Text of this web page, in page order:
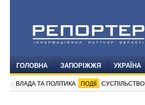
ГОЛОВНА ЗАПОРІЖЖЯ УКРАЇНА
ВЛАДА ТА ПОЛІТИКА ПОДІЇ СУСПІЛЬСТВО